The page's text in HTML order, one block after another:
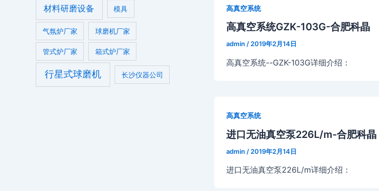
材料研磨设备 模具
气氛炉厂家 球磨机厂家
管式炉厂家 箱式炉厂家
行星式球磨机 长沙仪器公司
高真空系统
高真空系统GZK-103G-合肥科晶
admin /2019年2月14日
高真空系统--GZK-103G详细介绍：
高真空系统
进口无油真空泵226L/m-合肥科晶
admin / 2019年2月14日
进口无油真空泵226L/m详细介绍：